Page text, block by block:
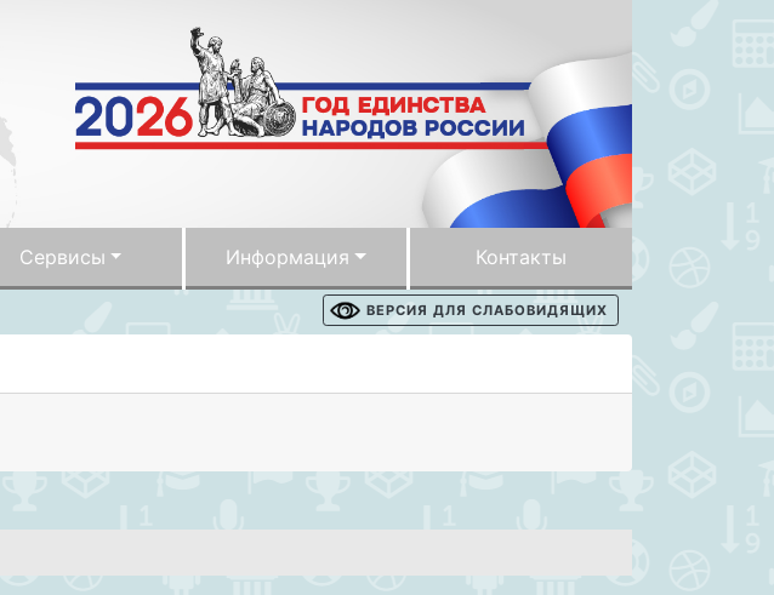
Сервисы Информация Контакты
ВЕРСИЯ ДЛЯ СЛАБОВИДЯЩИХ